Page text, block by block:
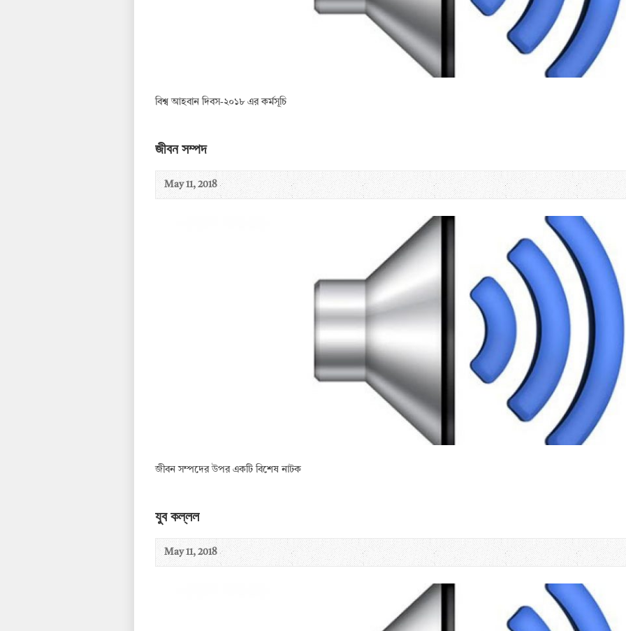
বিশ্ব আহবান দিবস-২০১৮ এর কর্মসূচি
জীবন সম্পদ
May 11, 2018
জীবন সম্পদের উপর একটি বিশেষ নাটক
যুব কল্লল
May 11, 2018